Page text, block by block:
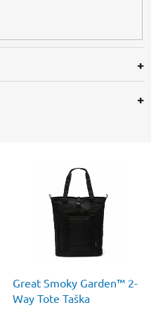
Great Smoky Garden™ 2-
Way Tote Taška